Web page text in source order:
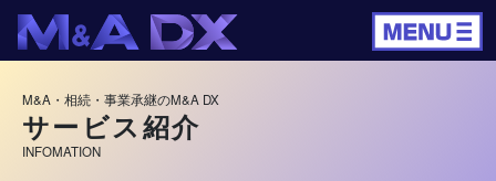
M&A・相続・事業承継のM&A DX
サービス紹介
INFOMATION